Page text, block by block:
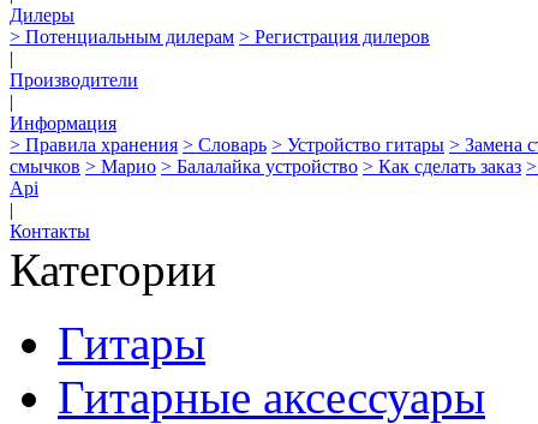
Дилеры
> Потенциальным дилерам > Регистрация дилеров
|
Производители
|
Информация
> Правила хранения > Словарь > Устройство гитары > Замена
смычков > Марио > Балалайка устройство > Как сделать заказ
Api
|
Контакты
Категории
Гитары
Гитарные аксессуары